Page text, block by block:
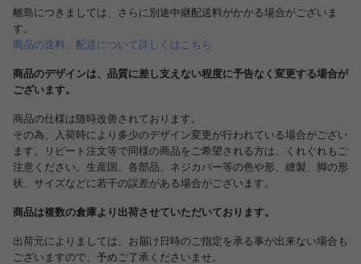
離島につきましては、さらに別途中継配送料がかかる場合がございま
す。
商品の送料、配送について詳しくはこちら
商品のデザインは、品質に差し支えない程度に予告なく変更する場合が
ございます。
商品の仕様は随時改善されております。
その為、入荷時により多少のデザイン変更が行われている場合がござい
ます。リピート注文等で同様の商品をご希望される方は、くれぐれもご
注意ください。生産国、各部品、ネジカバー等の色や形、縫製、脚の形
状、サイズなどに若干の誤差がある場合がございます。
商品は複数の倉庫より出荷させていただいております。
出荷元によりましては、お届け日時のご指定を承る事が出来ない場合も
ございますので、予めご了承くださいませ。